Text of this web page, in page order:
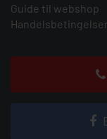
Guide til webshop
Handelsbetingelser